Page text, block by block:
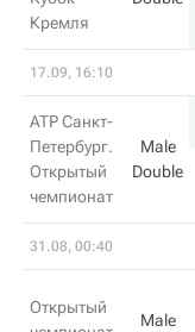
Кремля
17.09, 16:10
ATP Санкт-
Петербург.
Открытый
чемпионат
Male
Double
31.08, 00:40
Открытый
Male